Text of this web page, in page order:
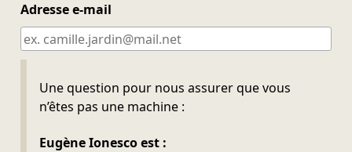
Adresse e-mail
Une question pour nous assurer que vous
n’êtes pas une machine :
Eugène Ionesco est :
Ne pas remplir